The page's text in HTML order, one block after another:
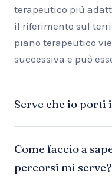
terapeutico più
il riferimento sul
piano terapeutico
successiva e può
Serve che io porti
Come faccio a
percorsi mi serve?